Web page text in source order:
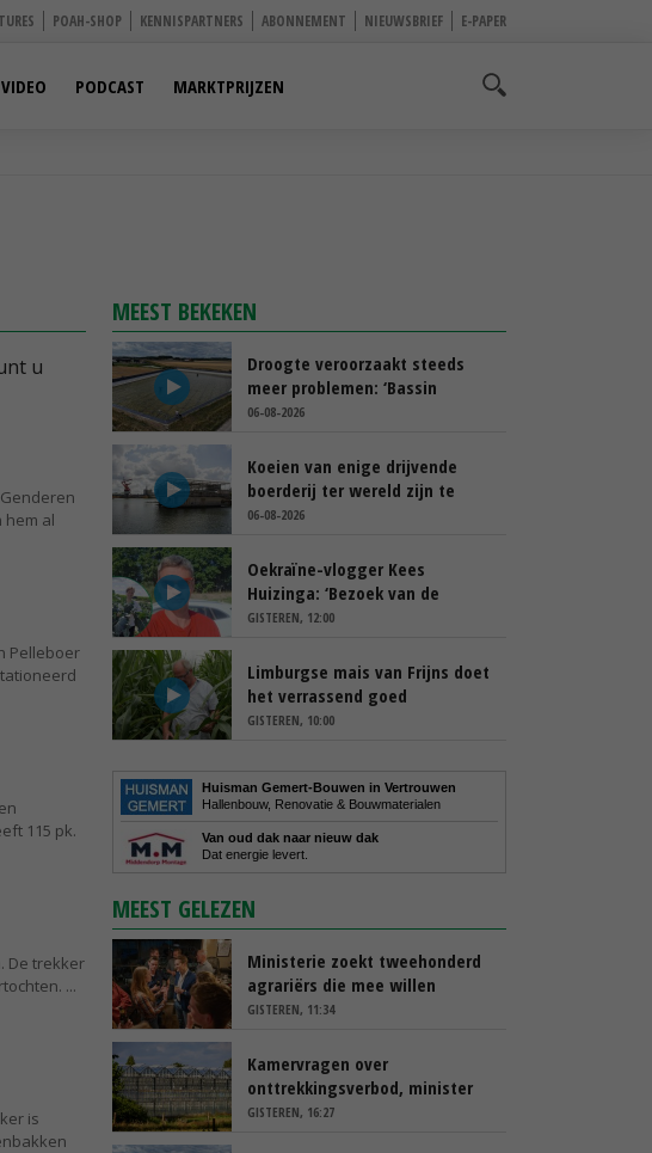
POAH-SHOP KENNISPARTNERS ABONNEMENT NIEUWSBRIEF E-PAPER
VIDEO PODCAST MARKTPRIJZEN
u
hem al
Pelleboer
115 pk.
De trekker
is
MEEST BEKEKEN
Droogte veroorzaakt steeds
meer problemen: ‘Bassin
afgelopen week al leeg’
06-08-2026
Koeien van enige drijvende
boerderij ter wereld zijn te
koop
06-08-2026
Oekraïne-vlogger Kees
Huizinga: ‘Bezoek van de
ambassade mag zelf groente
GISTEREN, 12:00
Limburgse mais van Frijns doet
het verrassend goed
GISTEREN, 10:00
Huisman Gemert-Bouwen in Vertrouwen
Hallenbouw, Renovatie & Bouwmaterialen
Van oud dak naar nieuw dak
Dat energie levert.
MEEST GELEZEN
Ministerie zoekt tweehonderd
agrariërs die mee willen
denken
GISTEREN, 11:34
Kamervragen over
onttrekkingsverbod, minister
spreekt van ‘ondernemersrisico’
GISTEREN, 16:27